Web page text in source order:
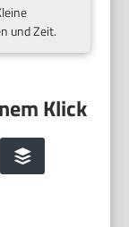
und Zeit.
Buffer